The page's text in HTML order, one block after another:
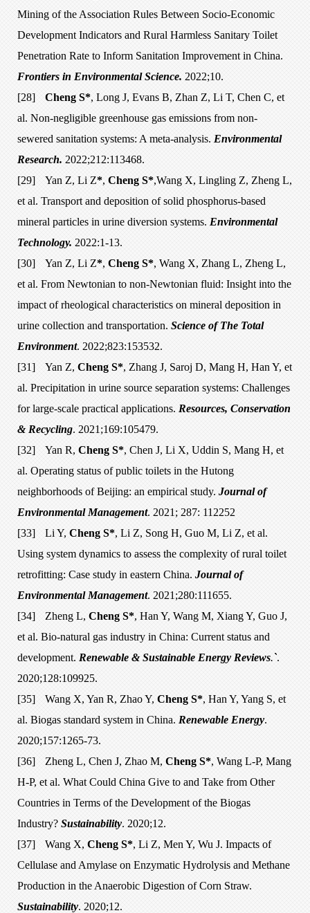
Mining of the Association Rules Between Socio-Economic
Development Indicators and Rural Harmless Sanitary Toilet
Penetration Rate to Inform Sanitation Improvement in China.
Frontiers in Environmental Science. 2022;10.
[28]
Cheng S*, Long J, Evans B, Zhan Z, Li T, Chen C, et
al. Non-negligible greenhouse gas emissions from non-
sewered sanitation systems: A meta-analysis. Environmental
Research. 2022;212:113468.
[29]
Yan Z, Li Z*, Cheng S*,Wang X, Lingling Z, Zheng L,
et al. Transport and deposition of solid phosphorus-based
mineral particles in urine diversion systems. Environmental
Technology. 2022:1-13.
[30]
Yan Z, Li Z*, Cheng S*, Wang X, Zhang L, Zheng L,
et al. From Newtonian to non-Newtonian fluid: Insight into the
impact of rheological characteristics on mineral deposition in
urine collection and transportation. Science of The Total
Environment. 2022;823:153532.
[31]
Yan Z, Cheng S*, Zhang J, Saroj D, Mang H, Han Y, et
al. Precipitation in urine source separation systems: Challenges
for large-scale practical applications. Resources, Conservation
& Recycling. 2021;169:105479.
[32]
Yan R, Cheng S*, Chen J, Li X, Uddin S, Mang H, et
al. Operating status of public toilets in the Hutong
neighborhoods of Beijing: an empirical study. Journal of
Environmental Management. 2021; 287: 112252
[33]
Li Y, Cheng S*, Li Z, Song H, Guo M, Li Z, et al.
Using system dynamics to assess the complexity of rural toilet
retrofitting: Case study in eastern China. Journal of
Environmental Management. 2021;280:111655.
[34]
Zheng L, Cheng S*, Han Y, Wang M, Xiang Y, Guo J,
et al. Bio-natural gas industry in China: Current status and
development. Renewable & Sustainable Energy Reviews.`.
2020;128:109925.
[35]
Wang X, Yan R, Zhao Y, Cheng S*, Han Y, Yang S, et
al. Biogas standard system in China. Renewable Energy.
2020;157:1265-73.
[36]
Zheng L, Chen J, Zhao M, Cheng S*, Wang L-P, Mang
H-P, et al. What Could China Give to and Take from Other
Countries in Terms of the Development of the Biogas
Industry? Sustainability. 2020;12.
[37]
Wang X, Cheng S*, Li Z, Men Y, Wu J. Impacts of
Cellulase and Amylase on Enzymatic Hydrolysis and Methane
Production in the Anaerobic Digestion of Corn Straw.
Sustainability. 2020;12.